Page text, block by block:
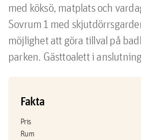
med köksö, matplats och
Sovrum 1 med
möjlighet att göra tillval på
parken. Gästtoalett i
Fakta
Pris
Rum